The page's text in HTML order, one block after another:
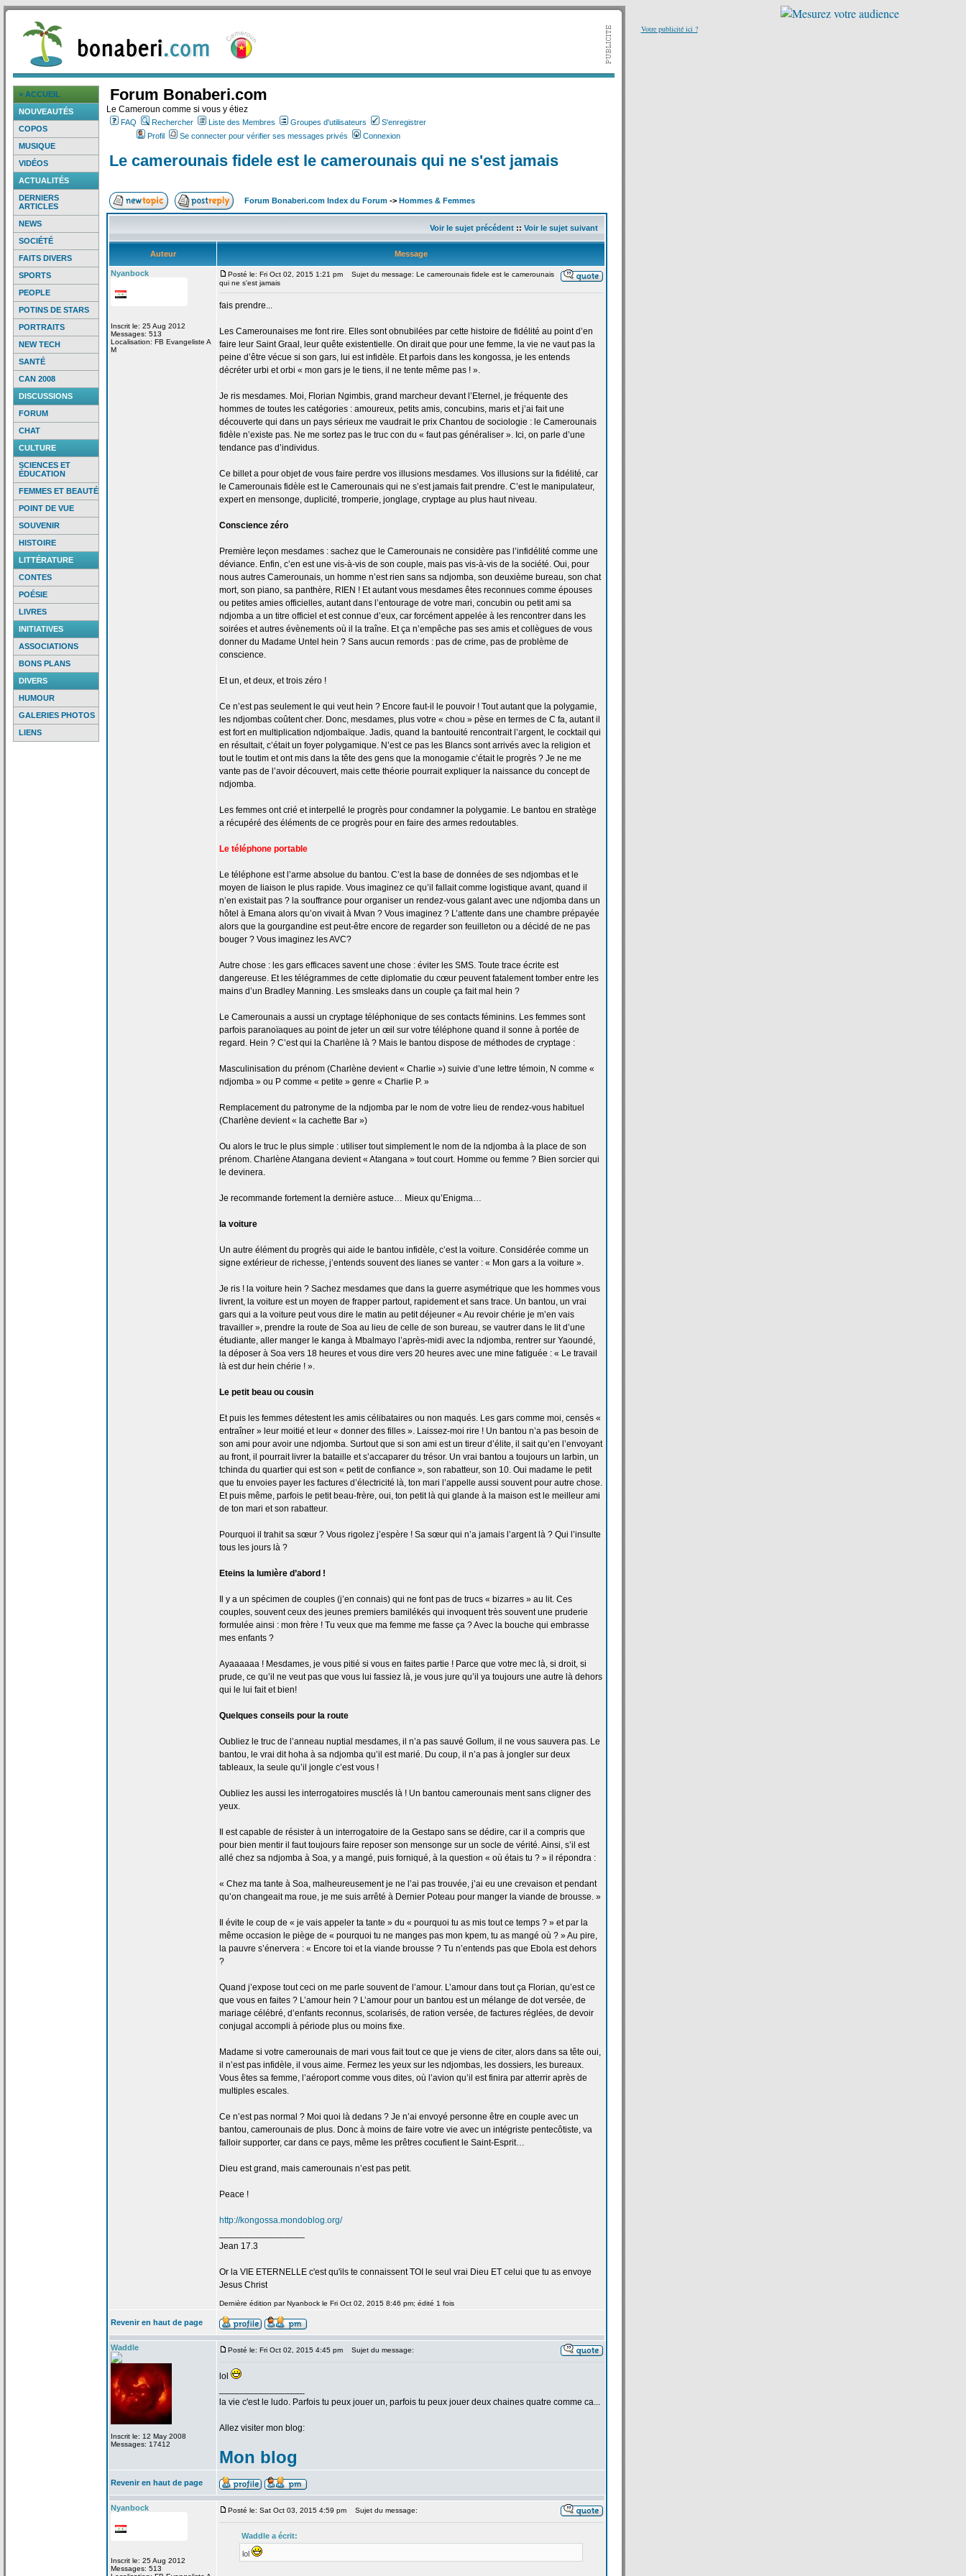
> ACCUEIL
NOUVEAUTÉS
COPOS
MUSIQUE
VIDÉOS
ACTUALITÉS
DERNIERS
ARTICLES
NEWS
SOCIÉTÉ
FAITS DIVERS
SPORTS
PEOPLE
POTINS DE STARS
PORTRAITS
NEW TECH
SANTÉ
CAN 2008
DISCUSSIONS
FORUM
CHAT
CULTURE
SCIENCES ET
ÉDUCATION
FEMMES ET BEAUTÉ
POINT DE VUE
SOUVENIR
HISTOIRE
LITTÉRATURE
CONTES
POÉSIE
LIVRES
INITIATIVES
ASSOCIATIONS
BONS PLANS
DIVERS
HUMOUR
GALERIES PHOTOS
LIENS
Forum Bonaberi.com
Le Cameroun comme si vous y étiez
FAQ Rechercher Liste des Membres Groupes d'utilisateurs
S'enregistrer
Profil
Se connecter pour vérifier ses messages privés Connexion
Le camerounais fidele est le camerounais qui ne s'est jamais
Forum Bonaberi.com Index du Forum -> Hommes & Femmes
Voir le sujet précédent :: Voir le sujet suivant
Auteur Message
Nyanbock
Inscrit le: 25 Aug 2012
Messages: 513
Localisation: FB Evangeliste A
M
Posté le: Fri Oct 02, 2015 1:21 pm
Sujet du message: Le camerounais fidele est le camerounais
qui ne s'est jamais
fais prendre...
Les Camerounaises me font rire. Elles sont obnubilées par cette histoire de fidélité au point d’en
faire leur Saint Graal, leur quête existentielle. On dirait que pour une femme, la vie ne vaut pas la
peine d’être vécue si son gars, lui est infidèle. Et parfois dans les kongossa, je les entends
décréter urbi et orbi « mon gars je le tiens, il ne tente même pas ! ».
Je ris mesdames. Moi, Florian Ngimbis, grand marcheur devant l’Eternel, je fréquente des
hommes de toutes les catégories : amoureux, petits amis, concubins, maris et j’ai fait une
découverte qui dans un pays sérieux me vaudrait le prix Chantou de sociologie : le Camerounais
fidèle n’existe pas. Ne me sortez pas le truc con du « faut pas généraliser ». Ici, on parle d’une
tendance pas d’individus.
Ce billet a pour objet de vous faire perdre vos illusions mesdames. Vos illusions sur la fidélité, car
le Camerounais fidèle est le Camerounais qui ne s’est jamais fait prendre. C’est le manipulateur,
expert en mensonge, duplicité, tromperie, jonglage, cryptage au plus haut niveau.
Conscience zéro
Première leçon mesdames : sachez que le Camerounais ne considère pas l’infidélité comme une
déviance. Enfin, c’en est une vis-à-vis de son couple, mais pas vis-à-vis de la société. Oui, pour
nous autres Camerounais, un homme n’est rien sans sa ndjomba, son deuxième bureau, son chat
mort, son piano, sa panthère, RIEN ! Et autant vous mesdames êtes reconnues comme épouses
ou petites amies officielles, autant dans l’entourage de votre mari, concubin ou petit ami sa
ndjomba a un titre officiel et est connue d’eux, car forcément appelée à les rencontrer dans les
soirées et autres évènements où il la traîne. Et ça n’empêche pas ses amis et collègues de vous
donner du Madame Untel hein ? Sans aucun remords : pas de crime, pas de problème de
conscience.
Et un, et deux, et trois zéro !
Ce n’est pas seulement le qui veut hein ? Encore faut-il le pouvoir ! Tout autant que la polygamie,
les ndjombas coûtent cher. Donc, mesdames, plus votre « chou » pèse en termes de C fa, autant il
est fort en multiplication ndjombaïque. Jadis, quand la bantouité rencontrait l’argent, le cocktail qui
en résultait, c’était un foyer polygamique. N’est ce pas les Blancs sont arrivés avec la religion et
tout le toutim et ont mis dans la tête des gens que la monogamie c’était le progrès ? Je ne me
vante pas de l’avoir découvert, mais cette théorie pourrait expliquer la naissance du concept de
ndjomba.
Les femmes ont crié et interpellé le progrès pour condamner la polygamie. Le bantou en stratège
a récupéré des éléments de ce progrès pour en faire des armes redoutables.
Le téléphone portable
Le téléphone est l’arme absolue du bantou. C’est la base de données de ses ndjombas et le
moyen de liaison le plus rapide. Vous imaginez ce qu’il fallait comme logistique avant, quand il
n’en existait pas ? la souffrance pour organiser un rendez-vous galant avec une ndjomba dans un
hôtel à Emana alors qu’on vivait à Mvan ? Vous imaginez ? L’attente dans une chambre prépayée
alors que la gourgandine est peut-être encore de regarder son feuilleton ou a décidé de ne pas
bouger ? Vous imaginez les AVC?
Autre chose : les gars efficaces savent une chose : éviter les SMS. Toute trace écrite est
dangereuse. Et les télégrammes de cette diplomatie du cœur peuvent fatalement tomber entre les
mains d’un Bradley Manning. Les smsleaks dans un couple ça fait mal hein ?
Le Camerounais a aussi un cryptage téléphonique de ses contacts féminins. Les femmes sont
parfois paranoïaques au point de jeter un œil sur votre téléphone quand il sonne à portée de
regard. Hein ? C’est qui la Charlène là ? Mais le bantou dispose de méthodes de cryptage :
Masculinisation du prénom (Charlène devient « Charlie ») suivie d’une lettre témoin, N comme «
ndjomba » ou P comme « petite » genre « Charlie P. »
Remplacement du patronyme de la ndjomba par le nom de votre lieu de rendez-vous habituel
(Charlène devient « la cachette Bar »)
Ou alors le truc le plus simple : utiliser tout simplement le nom de la ndjomba à la place de son
prénom. Charlène Atangana devient « Atangana » tout court. Homme ou femme ? Bien sorcier qui
le devinera.
Je recommande fortement la dernière astuce… Mieux qu’Enigma…
la voiture
Un autre élément du progrès qui aide le bantou infidèle, c’est la voiture. Considérée comme un
signe extérieur de richesse, j’entends souvent des lianes se vanter : « Mon gars a la voiture ».
Je ris ! la voiture hein ? Sachez mesdames que dans la guerre asymétrique que les hommes vous
livrent, la voiture est un moyen de frapper partout, rapidement et sans trace. Un bantou, un vrai
gars qui a la voiture peut vous dire le matin au petit déjeuner « Au revoir chérie je m’en vais
travailler », prendre la route de Soa au lieu de celle de son bureau, se vautrer dans le lit d’une
étudiante, aller manger le kanga à Mbalmayo l’après-midi avec la ndjomba, rentrer sur Yaoundé,
la déposer à Soa vers 18 heures et vous dire vers 20 heures avec une mine fatiguée : « Le travail
là est dur hein chérie ! ».
Le petit beau ou cousin
Et puis les femmes détestent les amis célibataires ou non maqués. Les gars comme moi, censés «
entraîner » leur moitié et leur « donner des filles ». Laissez-moi rire ! Un bantou n’a pas besoin de
son ami pour avoir une ndjomba. Surtout que si son ami est un tireur d’élite, il sait qu’en l’envoyant
au front, il pourrait livrer la bataille et s’accaparer du trésor. Un vrai bantou a toujours un larbin, un
tchinda du quartier qui est son « petit de confiance », son rabatteur, son 10. Oui madame le petit
que tu envoies payer les factures d’électricité là, ton mari l’appelle aussi souvent pour autre chose.
Et puis même, parfois le petit beau-frère, oui, ton petit là qui glande à la maison est le meilleur ami
de ton mari et son rabatteur.
Pourquoi il trahit sa sœur ? Vous rigolez j’espère ! Sa sœur qui n’a jamais l’argent là ? Qui l’insulte
tous les jours là ?
Eteins la lumière d’abord !
Il y a un spécimen de couples (j’en connais) qui ne font pas de trucs « bizarres » au lit. Ces
couples, souvent ceux des jeunes premiers bamilékés qui invoquent très souvent une pruderie
formulée ainsi : mon frère ! Tu veux que ma femme me fasse ça ? Avec la bouche qui embrasse
mes enfants ?
Ayaaaaaa ! Mesdames, je vous pitié si vous en faites partie ! Parce que votre mec là, si droit, si
prude, ce qu’il ne veut pas que vous lui fassiez là, je vous jure qu’il ya toujours une autre là dehors
qui le lui fait et bien!
Quelques conseils pour la route
Oubliez le truc de l’anneau nuptial mesdames, il n’a pas sauvé Gollum, il ne vous sauvera pas. Le
bantou, le vrai dit hoha à sa ndjomba qu’il est marié. Du coup, il n’a pas à jongler sur deux
tableaux, la seule qu’il jongle c’est vous !
Oubliez les aussi les interrogatoires musclés là ! Un bantou camerounais ment sans cligner des
yeux.
Il est capable de résister à un interrogatoire de la Gestapo sans se dédire, car il a compris que
pour bien mentir il faut toujours faire reposer son mensonge sur un socle de vérité. Ainsi, s’il est
allé chez sa ndjomba à Soa, y a mangé, puis forniqué, à la question « où étais tu ? » il répondra :
« Chez ma tante à Soa, malheureusement je ne l’ai pas trouvée, j’ai eu une crevaison et pendant
qu’on changeait ma roue, je me suis arrêté à Dernier Poteau pour manger la viande de brousse. »
Il évite le coup de « je vais appeler ta tante » du « pourquoi tu as mis tout ce temps ? » et par la
même occasion le piège de « pourquoi tu ne manges pas mon kpem, tu as mangé où ? » Au pire,
la pauvre s’énervera : « Encore toi et la viande brousse ? Tu n’entends pas que Ebola est dehors
?
Quand j’expose tout ceci on me parle souvent de l’amour. L’amour dans tout ça Florian, qu’est ce
que vous en faites ? L’amour hein ? L’amour pour un bantou est un mélange de dot versée, de
mariage célébré, d’enfants reconnus, scolarisés, de ration versée, de factures réglées, de devoir
conjugal accompli à période plus ou moins fixe.
Madame si votre camerounais de mari vous fait tout ce que je viens de citer, alors dans sa tête oui,
il n’est pas infidèle, il vous aime. Fermez les yeux sur les ndjombas, les dossiers, les bureaux.
Vous êtes sa femme, l’aéroport comme vous dites, où l’avion qu’il est finira par atterrir après de
multiples escales.
Ce n’est pas normal ? Moi quoi là dedans ? Je n’ai envoyé personne être en couple avec un
bantou, camerounais de plus. Donc à moins de faire votre vie avec un intégriste pentecôtiste, va
falloir supporter, car dans ce pays, même les prêtres cocufient le Saint-Esprit…
Dieu est grand, mais camerounais n’est pas petit.
Peace !
http://kongossa.mondoblog.org/
Jean 17.3
Or la VIE ETERNELLE c'est qu'ils te connaissent TOI le seul vrai Dieu ET celui que tu as envoye
Jesus Christ
Dernière édition par Nyanbock le Fri Oct 02, 2015 8:46 pm; édité 1 fois
Revenir en haut de page
Waddle
Inscrit le: 12 May 2008
Messages: 17412
Posté le: Fri Oct 02, 2015 4:45 pm Sujet du message:
lol
la vie c'est le ludo. Parfois tu peux jouer un, parfois tu peux jouer deux chaines quatre comme ca...
Allez visiter mon blog:
Mon blog
Revenir en haut de page
Nyanbock
Inscrit le: 25 Aug 2012
Messages: 513
Posté le: Sat Oct 03, 2015 4:59 pm Sujet du message:
Waddle a écrit:
lol
Votre publicité ici ?